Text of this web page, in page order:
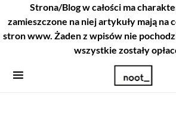
Strona/Blog w całości ma
zamieszczone na niej artykuły mają na
stron www. Żaden z wpisów nie
wszystkie zostały